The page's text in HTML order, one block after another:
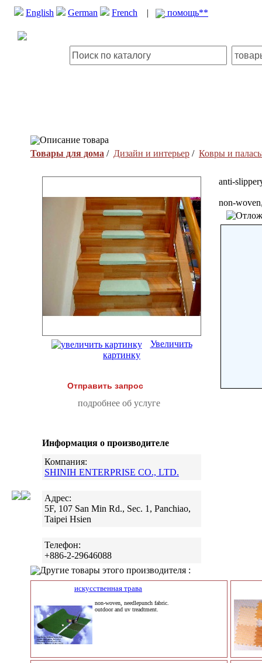
English German French | помощь**
Описание товара
Товары для дома / Дизайн и интерьер / Ковры и
Увеличить
картинку
Отправить запрос
подробнее об услуге
Информация о производителе
Компания:
SHINIH ENTERPRISE CO., LTD.
Адрес:
5F, 107 San Min Rd., Sec. 1, Panchiao,
Taipei Hsien
Телефон:
+886-2-29646088
anti-
non-
Другие товары этого производителя :
искусственная трава
non-woven, needlepunch fabric.
outdoor and uv treadtment.